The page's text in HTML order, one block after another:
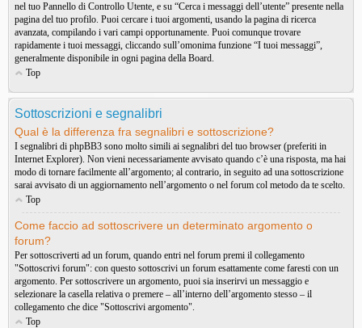
nel tuo Pannello di Controllo Utente, e su “Cerca i messaggi dell’utente” presente nella
pagina del tuo profilo. Puoi cercare i tuoi argomenti, usando la pagina di ricerca
avanzata, compilando i vari campi opportunamente. Puoi comunque trovare
rapidamente i tuoi messaggi, cliccando sull’omonima funzione “I tuoi messaggi”,
generalmente disponibile in ogni pagina della Board.
Top
Sottoscrizioni e segnalibri
Qual è la differenza fra segnalibri e sottoscrizione?
I segnalibri di phpBB3 sono molto simili ai segnalibri del tuo browser (preferiti in
Internet Explorer). Non vieni necessariamente avvisato quando c’è una risposta, ma hai
modo di tornare facilmente all’argomento; al contrario, in seguito ad una sottoscrizione
sarai avvisato di un aggiornamento nell’argomento o nel forum col metodo da te scelto.
Top
Come faccio ad sottoscrivere un determinato argomento o
forum?
Per sottoscriverti ad un forum, quando entri nel forum premi il collegamento
"Sottoscrivi forum": con questo sottoscrivi un forum esattamente come faresti con un
argomento. Per sottoscrivere un argomento, puoi sia inserirvi un messaggio e
selezionare la casella relativa o premere – all’interno dell’argomento stesso – il
collegamento che dice "Sottoscrivi argomento".
Top